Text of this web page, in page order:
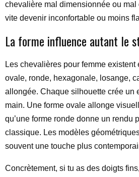
chevalière mal dimensionnée ou
vite devenir inconfortable ou moins
La forme influence autant le
Les chevalières pour femme existent
ovale, ronde, hexagonale, losange,
allongée. Chaque silhouette crée un
main. Une forme ovale allonge
qu’une forme ronde donne un rendu
classique. Les modèles
souvent une touche plus
Concrètement, si tu as des doigts